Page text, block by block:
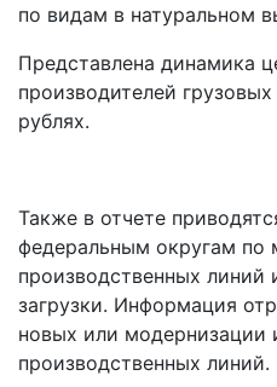
по видам в натуральном
Представлена динамика
производителей
рублях.
Также в отчете
федеральным округам по
производственных линий
загрузки. Информация
новых или модернизации
производственных линий.